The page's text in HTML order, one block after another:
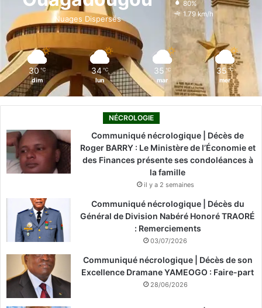
o
k
i
n
r
Nuages Dispersés
80%
1.79 km/h
30 ℃
dim
34 ℃
lun
35 ℃
mar
35 ℃
mer
NÉCROLOGIE
Communiqué nécrologique | Décès de
Roger BARRY : Le Ministère de l’Économie et
des Finances présente ses condoléances à
la famille
il y a 2 semaines
Communiqué nécrologique | Décès du
Général de Division Nabéré Honoré TRAORÉ
: Remerciements
03/07/2026
Communiqué nécrologique | Décès de son
Excellence Dramane YAMEOGO : Faire-part
28/06/2026